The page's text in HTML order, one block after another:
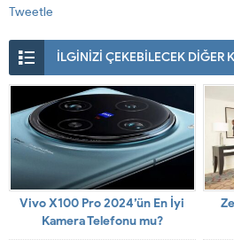
Tweetle
İLGİNİZİ ÇEKEBİLECEK DİĞER
Vivo X100 Pro 2024’ün En İyi
Kamera Telefonu mu?